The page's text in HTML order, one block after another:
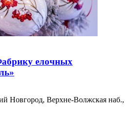
елочных
Новгород, Верхне-Волжская наб.,